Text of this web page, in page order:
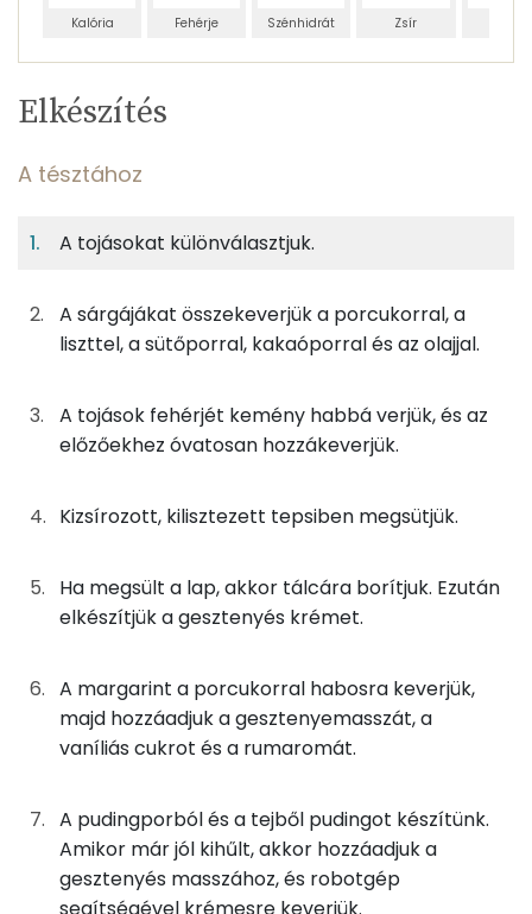
Kalória Fehérje Szénhidrát Zsír
Egy
adagban
6%
41g tojás
52 kcal
8gfinomliszt
27 kcal
1g sütőpor
0 kcal
2g finomliszt 7 kcal
25g margarin
179 kcal
25gporcukor 97 kcal
TÁPANYAGTARTALOM
Fehérje
TOP ásványi anyagok
Nátrium
Kálcium
Szelén
Kolin:
E vitamin:
A vitamin (RAE):
Niacin - B3 vitamin:
Elkészítés
A tésztához
A tojásokat különválasztjuk.
A sárgájákat összekeverjük a porcukorral, a
liszttel, a sütőporral, kakaóporral és az olajjal.
A tojások fehérjét kemény habbá verjük, és az
előzőekhez óvatosan hozzákeverjük.
Kizsírozott, kilisztezett tepsiben megsütjük.
Ha megsült a lap, akkor tálcára borítjuk. Ezután
elkészítjük a gesztenyés krémet.
A margarint a porcukorral habosra keverjük,
majd hozzáadjuk a gesztenyemasszát, a
vaníliás cukrot és a rumaromát.
A pudingporból és a tejből pudingot készítünk.
Amikor már jól kihűlt, akkor hozzáadjuk a
gesztenyés masszához, és robotgép
segítségével krémesre keverjük.